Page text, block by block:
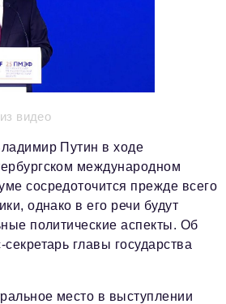
редакционная подписка
видео
Путин в ходе
международном
сосредоточится прежде всего
однако в его речи будут
политические аспекты. Об
главы государства
место в выступлении